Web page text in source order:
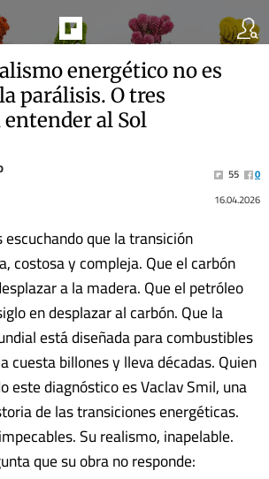
energético no es
parálisis. O tres
al Sol
55
0
16.04.2026
que la transición
costosa y compleja. Que el carbón
a la madera. Que el petróleo
en desplazar al carbón. Que la
está diseñada para combustibles
cuesta billones y lleva décadas. Quien
este diagnóstico es Vaclav Smil, una
de las transiciones energéticas.
Su realismo, inapelable.
que su obra no responde: